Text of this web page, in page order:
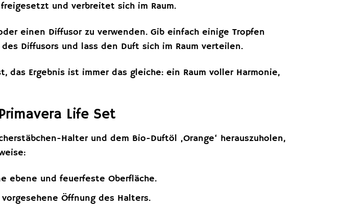
und verbreitet sich im Raum.
einen Diffusor zu verwenden. Gib einfach einige Tropfen
Diffusors und lass den Duft sich im Raum verteilen.
das Ergebnis ist immer das gleiche: ein Raum voller Harmonie,
Life Set
Halter und dem Bio-Duftöl ‚Orange‘ herauszuholen,
ebene und feuerfeste Oberfläche.
Öffnung des Halters.